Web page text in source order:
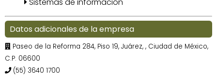
Datos adicionales de la empresa
Paseo de la Reforma 284, Piso 19, Juárez, , Ciudad de México,
C.P. 06600
(55) 3640 1700